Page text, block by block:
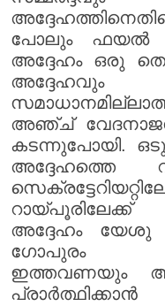
പോലും ഫയൽ
അദ്ദേഹം ഒരു
അഞ്ച്
കടന്നുപോയി.
അദ്ദേഹത്തെ
അദ്ദേഹം യേശു
ഗോപുരം
ഇത്തവണയും
പ്രാർത്ഥിക്കാൻ